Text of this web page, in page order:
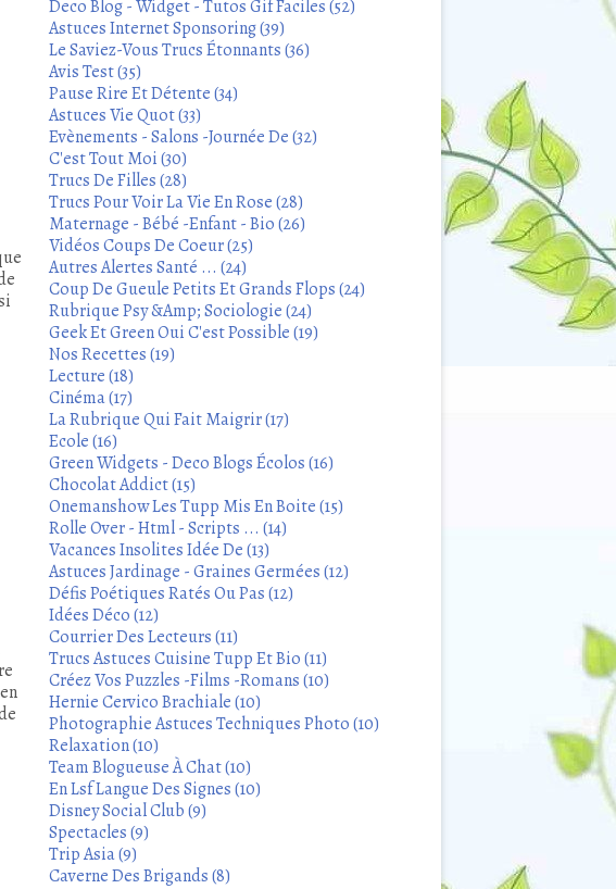
Deco Blog - Widget - Tutos Gif Faciles (52)
Astuces Internet Sponsoring (39)
Le Saviez-Vous Trucs Étonnants (36)
Avis Test (35)
Pause Rire Et Détente (34)
Astuces Vie Quot (33)
Evènements - Salons -Journée De (32)
C'est Tout Moi (30)
Trucs De Filles (28)
Trucs Pour Voir La Vie En Rose (28)
Maternage - Bébé -Enfant - Bio (26)
Vidéos Coups De Coeur (25)
Autres Alertes Santé ... (24)
Coup De Gueule Petits Et Grands Flops (24)
Rubrique Psy &Amp; Sociologie (24)
Geek Et Green Oui C'est Possible (19)
Nos Recettes (19)
Lecture (18)
Cinéma (17)
La Rubrique Qui Fait Maigrir (17)
Ecole (16)
Green Widgets - Deco Blogs Écolos (16)
Chocolat Addict (15)
Onemanshow Les Tupp Mis En Boite (15)
Rolle Over - Html - Scripts ... (14)
Vacances Insolites Idée De (13)
Astuces Jardinage - Graines Germées (12)
Défis Poétiques Ratés Ou Pas (12)
Idées Déco (12)
Courrier Des Lecteurs (11)
Trucs Astuces Cuisine Tupp Et Bio (11)
Créez Vos Puzzles -Films -Romans (10)
Hernie Cervico Brachiale (10)
Photographie Astuces Techniques Photo (10)
Relaxation (10)
Team Blogueuse À Chat (10)
En Lsf Langue Des Signes (10)
Disney Social Club (9)
Spectacles (9)
Trip Asia (9)
Caverne Des Brigands (8)